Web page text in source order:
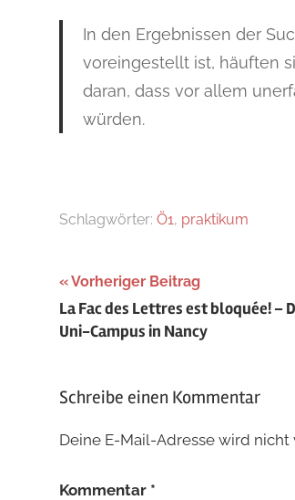
In den Ergebnissen der
voreingestellt ist, häuften
daran, dass vor allem
würden.
Schlagwörter: Ö1, praktikum
Beitragsnavigation
Vorheriger Beitrag
La Fac des Lettres est bloquée! –
Uni-Campus in Nancy
Schreibe einen Kommentar
Deine E-Mail-Adresse wird
Kommentar *